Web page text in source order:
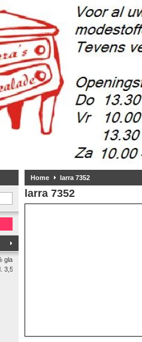
glanskatoen,25 gr.
3,5-4. ca. 140m, 50 gr.
Home larra 7352
larra 7352